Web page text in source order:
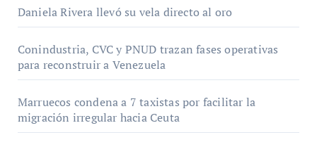
Daniela Rivera llevó su vela directo al oro
Conindustria, CVC y PNUD trazan fases operativas
para reconstruir a Venezuela
Marruecos condena a 7 taxistas por facilitar la
migración irregular hacia Ceuta